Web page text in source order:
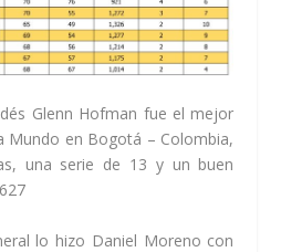
Glenn Hofman fue el mejor
Mundo en Bogotá – Colombia,
una serie de 13 y un buen
lo hizo Daniel Moreno con